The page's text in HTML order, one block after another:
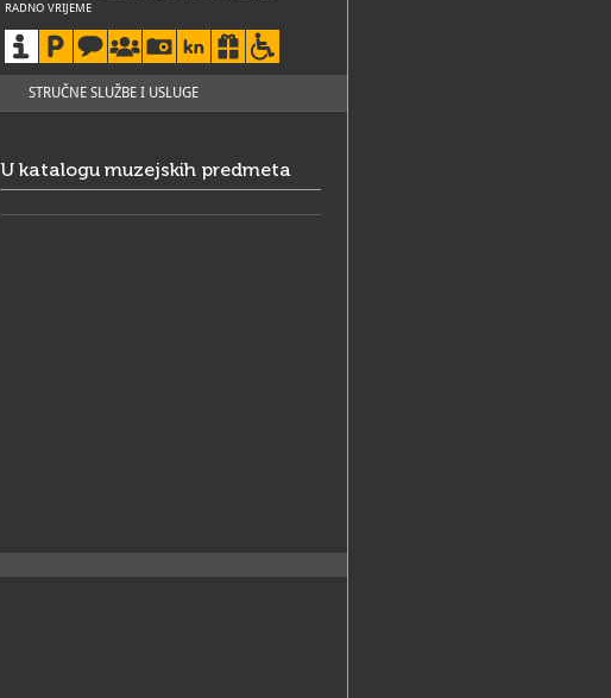
RADNO VRIJEME
nedjeljom, ponedjeljkom, državnim
praznicima i blagdanima Muzej je zatvoren za
posjetitelje
031/250-731
W https://mso.hr/
STRUČNE SLUŽBE I USLUGE
U katalogu muzejskih predmeta